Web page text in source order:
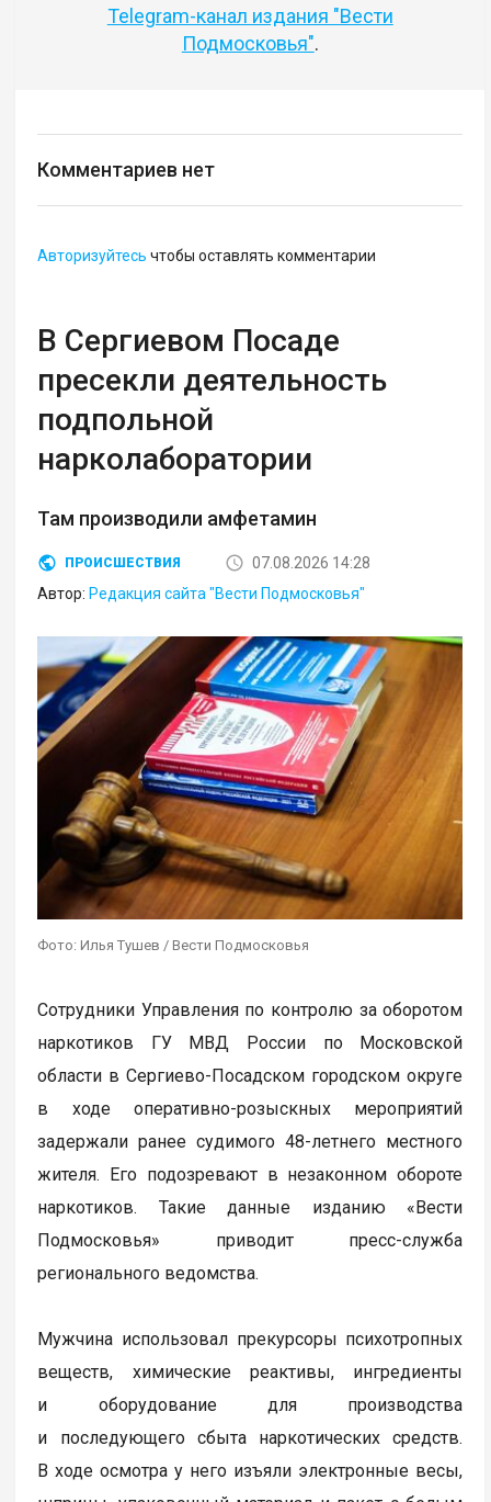
Telegram-канал издания "Вести
Подмосковья".
Комментариев нет
Авторизуйтесь чтобы оставлять комментарии
В Сергиевом Посаде
пресекли деятельность
подпольной
нарколаборатории
Там производили амфетамин
ПРОИСШЕСТВИЯ
07.08.2026 14:28
Автор: Редакция сайта "Вести Подмосковья"
Фото: Илья Тушев / Вести Подмосковья
Сотрудники Управления по контролю за оборотом
наркотиков ГУ МВД России по Московской
области в Сергиево-Посадском городском округе
в ходе оперативно-розыскных мероприятий
задержали ранее судимого 48-летнего местного
жителя. Его подозревают в незаконном обороте
наркотиков. Такие данные изданию «Вести
Подмосковья» приводит пресс-служба
регионального ведомства.
Мужчина использовал прекурсоры психотропных
веществ, химические реактивы, ингредиенты
и оборудование для производства
и последующего сбыта наркотических средств.
В ходе осмотра у него изъяли электронные весы,